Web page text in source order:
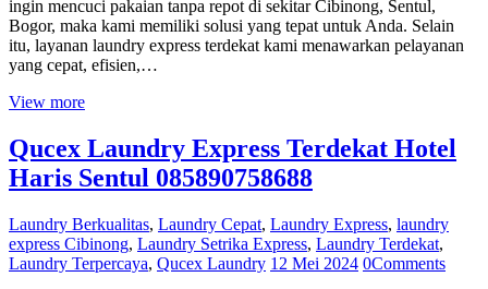
ingin mencuci pakaian tanpa repot di sekitar Cibinong, Sentul,
Bogor, maka kami memiliki solusi yang tepat untuk Anda. Selain
itu, layanan laundry express terdekat kami menawarkan pelayanan
yang cepat, efisien,…
View more
Qucex Laundry Express Terdekat Hotel
Haris Sentul 085890758688
Laundry Berkualitas, Laundry Cepat, Laundry Express, laundry
express Cibinong, Laundry Setrika Express, Laundry Terdekat,
Laundry Terpercaya, Qucex Laundry 12 Mei 2024 0Comments